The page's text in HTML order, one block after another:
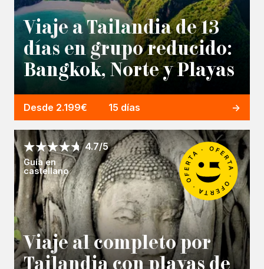
Viaje a Tailandia de 13
días en grupo reducido:
Bangkok, Norte y Playas
Desde 2.199€ 15 días
4.7/5
Guía en
castellano
Viaje al completo por
Tailandia con playas de